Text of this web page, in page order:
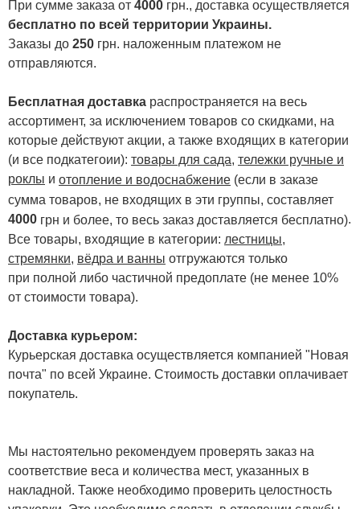
При сумме заказа от 4000 грн., доставка осуществляется
бесплатно по всей территории Украины.
Заказы до 250 грн. наложенным платежом не
отправляются.
Бесплатная доставка распространяется на весь
ассортимент, за исключением товаров со скидками, на
которые действуют акции, а также входящих в категории
(и все подкатегоии): товары для сада, тележки ручные и
роклы и отопление и водоснабжение (если в заказе
сумма товаров, не входящих в эти группы, составляет
4000 грн и более, то весь заказ доставляется бесплатно).
Все товары, входящие в категории: лестницы,
стремянки, вёдра и ванны отгружаются только
при полной либо частичной предоплате (не менее 10%
от стоимости товара).
Доставка курьером:
Курьерская доставка осуществляется компанией "Новая
почта" по всей Украине. Стоимость доставки оплачивает
покупатель.
Мы настоятельно рекомендуем проверять заказ на
соответствие веса и количества мест, указанных в
накладной. Также необходимо проверить целостность